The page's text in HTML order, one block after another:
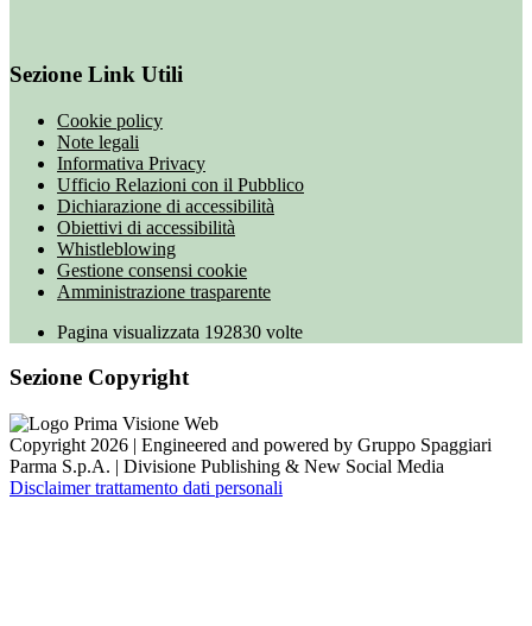
Sezione Link Utili
Cookie policy
Note legali
Informativa Privacy
Ufficio Relazioni con il Pubblico
Dichiarazione di accessibilità
Obiettivi di accessibilità
Whistleblowing
Gestione consensi cookie
Amministrazione trasparente
Pagina visualizzata 192830 volte
Sezione Copyright
Copyright 2026 | Engineered and powered by Gruppo Spaggiari
Parma S.p.A. | Divisione Publishing & New Social Media
Disclaimer trattamento dati personali